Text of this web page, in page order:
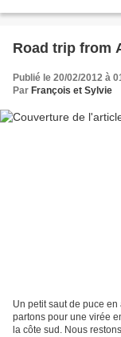
Road trip from
Publié le 20/02/2012 à
Par François et Sylvie
Un petit saut de puce
partons pour une virée
la côte sud. Nous